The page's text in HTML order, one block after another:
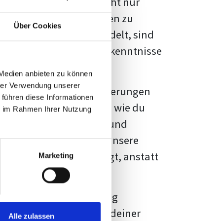
Über Cookies
anbieten zu können
Verwendung unserer
diese Informationen
Rahmen Ihrer Nutzung
Marketing
Alle zulassen
Fakten und Quellen zu
handelt, sind
und Erkenntnisse
vor diesen Herausforderungen
kannst, sondern auch, wie du
Formatierung und
Erwartungen, und unsere
Vorlage zeigt, anstatt
große Herausforderung
wird die Formatierung deiner